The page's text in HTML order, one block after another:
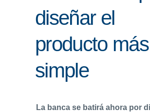
diseñar el
producto más
simple
La banca se batirá ahora por